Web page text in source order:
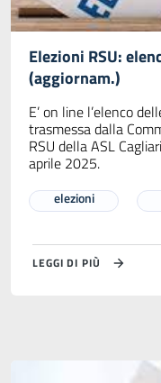
Elezioni RSU:
(aggiornam.)
E’ on line l’elenco
trasmessa dalla
RSU della ASL
aprile 2025.
elezioni
LEGGI DI PIÙ